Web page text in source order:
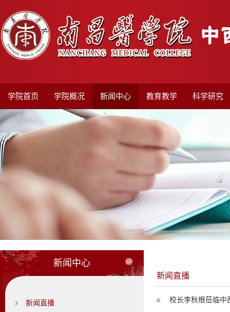
学院首页 学院概况 新闻中心 教育教学 科学研究
新闻中心
新闻直播
新闻直播
校长李秋根莅临中